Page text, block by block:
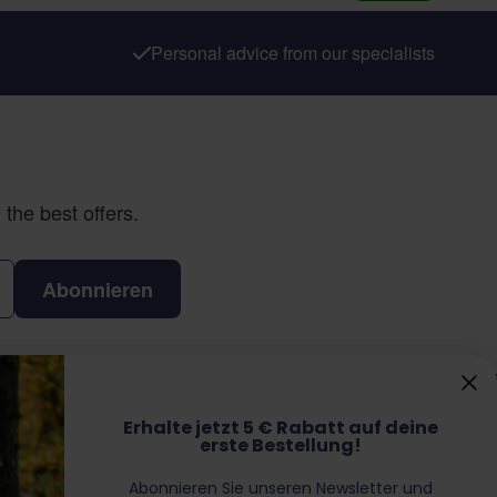
Personal advice from our specialists
best offers.
Abonnieren
Erhalte jetzt 5 € Rabatt auf deine
erste Bestellung!
Abonnieren Sie unseren Newsletter und